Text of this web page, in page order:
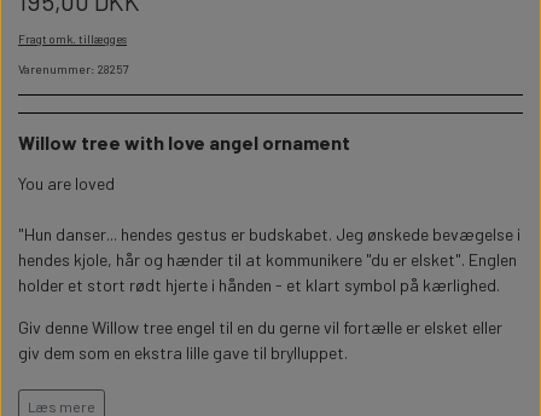
FLASKER MED LYS
FORKLÆDER MED TEKST
GAVEÆSKER I TRÆ
NYTÅRS FEST
TEKST OG BOGSTAVER
WALLSTICKERS
STUEN
Fragt omk. tillægges
Varenummer: 28257
Willow tree with love angel ornament
You are loved
"Hun danser... hendes gestus er budskabet. Jeg ønskede bevægelse i
hendes kjole, hår og hænder til at kommunikere "du er elsket". Englen
holder et stort rødt hjerte i hånden - et klart symbol på kærlighed.
Giv denne Willow tree engel til en du gerne vil fortælle er elsket eller
giv dem som en ekstra lille gave til brylluppet.
Denne engel ornament er 10cm
Læs mere